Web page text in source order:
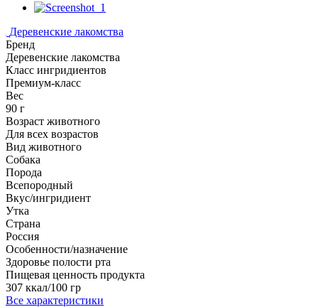
Деревенские лакомства
Бренд
Деревенские лакомства
Класс ингридиентов
Премиум-класс
Вес
90 г
Возраст животного
Для всех возрастов
Вид животного
Собака
Порода
Всепородный
Вкус/ингридиент
Утка
Страна
Россия
Особенности/назначение
Здоровье полости рта
Пищевая ценность продукта
307 ккал/100 гр
Все характеристики